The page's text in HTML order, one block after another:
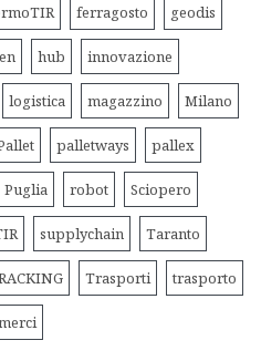
ferragosto geodis
hub innovazione
logistica magazzino Milano
palletways pallex
Puglia robot Sciopero
supplychain Taranto
Trasporti trasporto